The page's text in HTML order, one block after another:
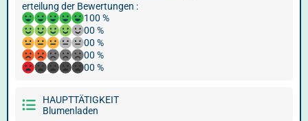
erteilung der Bewertungen :
100 %
00 %
00 %
00 %
00 %
HAUPTTÄTIGKEIT
Blumenladen